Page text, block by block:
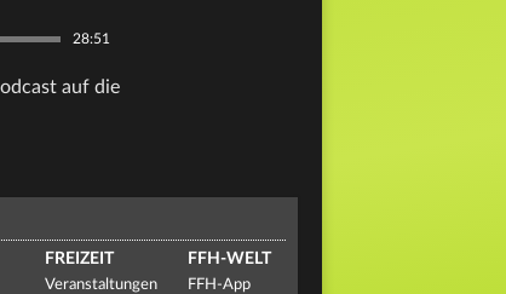
28:51
auf die
FREIZEIT
Veranstaltungen
FFH-WELT
FFH-App